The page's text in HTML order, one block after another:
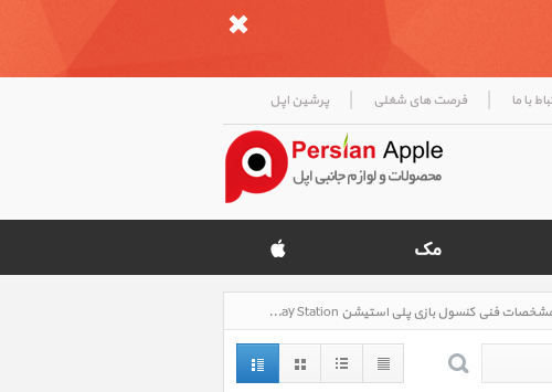
با ما | فرصت های شغلی | پرشین اپل
کنسول بازی پلی استیشن Game Console Play Station، قیمت روز خرید و فروش و مشخصات فنی کنسول بازی پلی استیشن Game Console Play Station